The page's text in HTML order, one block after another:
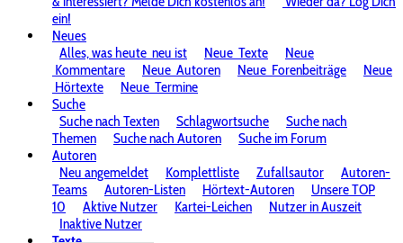
ein!
Neues
Alles, was heute neu ist Neue Texte
Neue
Kommentare
Neue Autoren Neue Forenbeiträge
Neue
Hörtexte
Neue Termine
Suche
Suche nach Texten
Schlagwortsuche
Suche nach
Themen
Suche nach Autoren
Suche im Forum
Autoren
Neu angemeldet
Komplettliste Zufallsautor
Autoren-
Teams
Autoren-Listen Hörtext-Autoren
Unsere TOP
10
Aktive Nutzer Kartei-Leichen
Nutzer in Auszeit
Inaktive Nutzer